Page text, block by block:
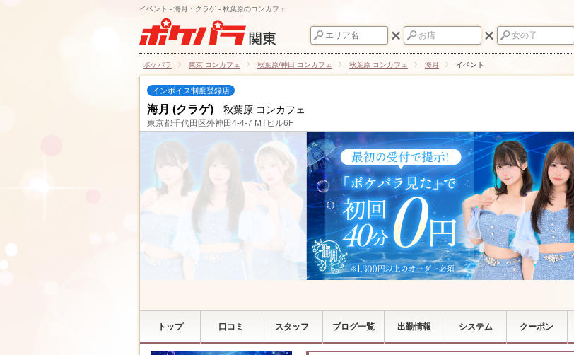
イベント - 海月・クラゲ - 秋葉原のコンカフェ
ポケパラ 東京 コンカフェ 秋葉原/神田 コンカフェ 秋葉原 コンカフェ 海月 イベント
インボイス制度登録店
海月 (クラゲ) 秋葉原 コンカフェ
東京都千代田区外神田4-4-7 MTビル6F
トップ 口コミ スタッフ ブログ一覧 出勤情報 システム クーポン